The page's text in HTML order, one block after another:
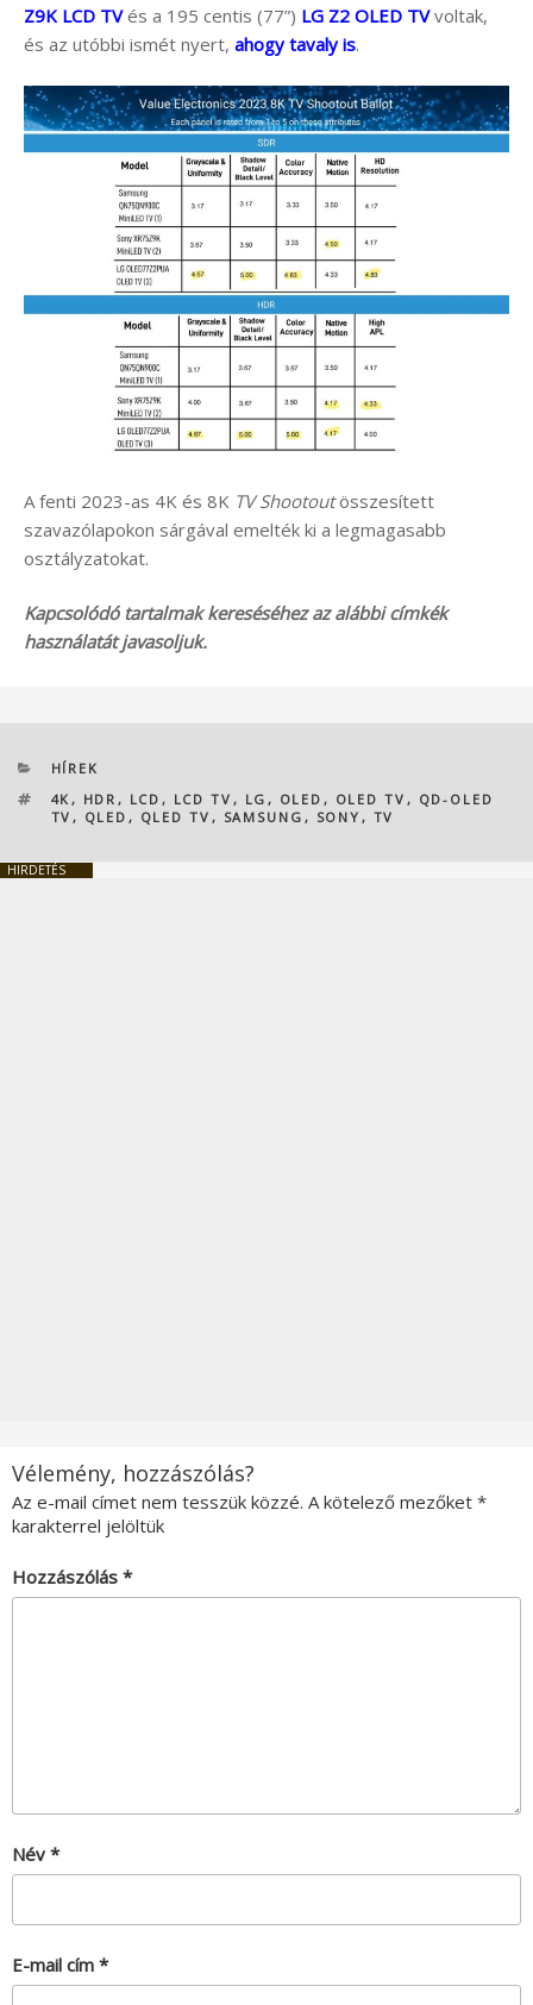
Z9K LCD TVés a 195 centis (77”) LG Z2 OLED TVvoltak,
és az utóbbi ismét nyert, ahogy tavaly is.
A fenti 2023-as 4K és 8K TV Shootoutösszesített
szavazólapokon sárgával emelték ki a legmagasabb
osztályzatokat.
Kapcsolódó tartalmak kereséséhez az alábbi címkék
használatát javasoljuk.
KATEGÓRIÁK
HÍREK
CÍMKÉK
4K , HDR , LCD , LCD TV , LG , OLED , OLED TV , QD-OLED
TV , QLED , QLED TV , SAMSUNG , SONY , TV
HIRDETÉS
Vélemény, hozzászólás?
Az e-mail címet nem tesszük közzé. A kötelező mezőket *
karakterrel jelöltük
Hozzászólás *
Név *
E-mail cím *